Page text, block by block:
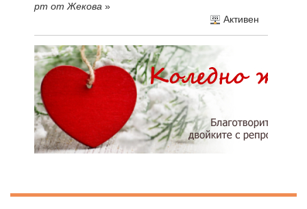
pm от Жекова »
Активен